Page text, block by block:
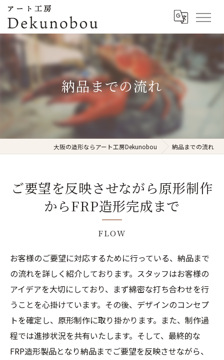
納品までの流れ
大阪の造形ならアート工房Dekunobou 納品までの流れ
ご要望を反映させながら原形制作
からFRP造形完成まで
FLOW
お客様のご要望に対応するために行っている、納品まで
の流れを詳しく紹介しております。スタッフはお客様の
アイデアを大切にしており、まず綿密な打ち合わせを行
うことを心掛けています。その後、デザインのコンセプ
トを確定し、原形制作に取り掛かります。また、制作過
程では進捗状況を共有いたします。そして、最終的な
FRP造形製品となり納品までご要望を反映させながら、